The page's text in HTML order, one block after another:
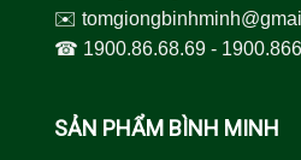
✉️
☎︎ 1900.86.68.69-
SẢN PHẨM BÌNH MINH